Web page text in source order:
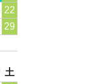
22
29
土